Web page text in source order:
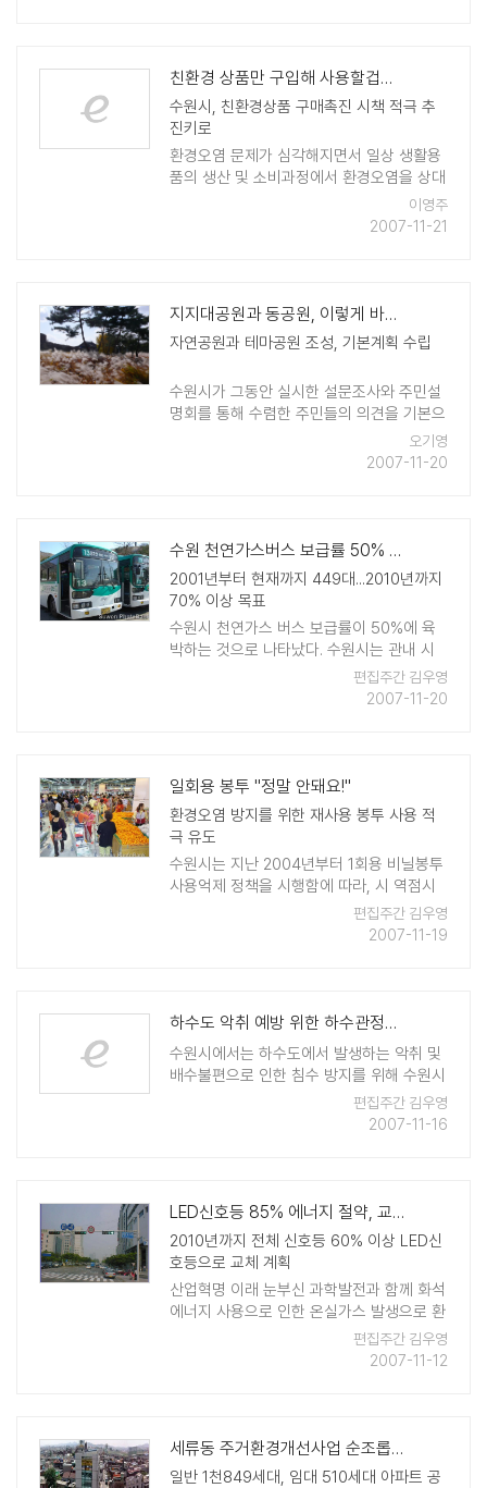
친환경 상품만 구입해 사용할겁니다!
수원시, 친환경상품 구매촉진 시책 적극 추
진키로
환경오염 문제가 심각해지면서 일상 생활용
품의 생산 및 소비과정에서 환경오염을 상대
적으로 적게 일으키거나 자원을 절약할 수
있는 친환경상품 사용을 늘려야 한다는 목소
이영주
2007-11-21
지지대공원과 동공원, 이렇게 바뀌네요?
자연공원과 테마공원 조성, 기본계획 수립
수원시가 그동안 실시한 설문조사와 주민설
명회를 통해 수렴한 주민들의 의견을 기본으
로 공원기본계획을 수립하였다. 시는 지난 11
월 20일 도시공원위원회를 개최, 지지대 도
오기영
2007-11-20
수원 천연가스버스 보급률 50% 육박
2001년부터 현재까지 449대...2010년까지
70% 이상 목표
수원시 천연가스 버스 보급률이 50%에 육
박하는 것으로 나타났다. 수원시는 관내 시
내.외 버스를 대상으로 하는 천연가스버스
보급사업을 2001년부터 실시, 현재까지
편집주간 김우영
2007-11-20
일회용 봉투 "정말 안돼요!"
환경오염 방지를 위한 재사용 봉투 사용 적
극 유도
수원시는 지난 2004년부터 1회용 비닐봉투
사용억제 정책을 시행함에 따라, 시 역점시
책으로 재사용봉투 판매, 사용을 확대 시행
하고 있다. 그러나 최근 1회용 봉투 사용량이
편집주간 김우영
2007-11-19
하수도 악취 예방 위한 하수관정비 활기
수원시에서는 하수도에서 발생하는 악취 및
배수불편으로 인한 침수 방지를 위해 수원시
내 하수관거 정비공사를 대대적으로 시행하
고 있다. 시는 현재 수원시 장안구 송죽동, 팔
편집주간 김우영
2007-11-16
LED신호등 85% 에너지 절약, 교통사고 30% 감소
2010년까지 전체 신호등 60% 이상 LED신
호등으로 교체 계획
산업혁명 이래 눈부신 과학발전과 함께 화석
에너지 사용으로 인한 온실가스 발생으로 환
경문제가 대두되고 있다. 이 시점에서 에너
지를 획기적으로 절약하는 대체기술이 적극
편집주간 김우영
2007-11-12
세류동 주거환경개선사업 순조롭게 진행
일반 1천849세대, 임대 510세대 아파트 공